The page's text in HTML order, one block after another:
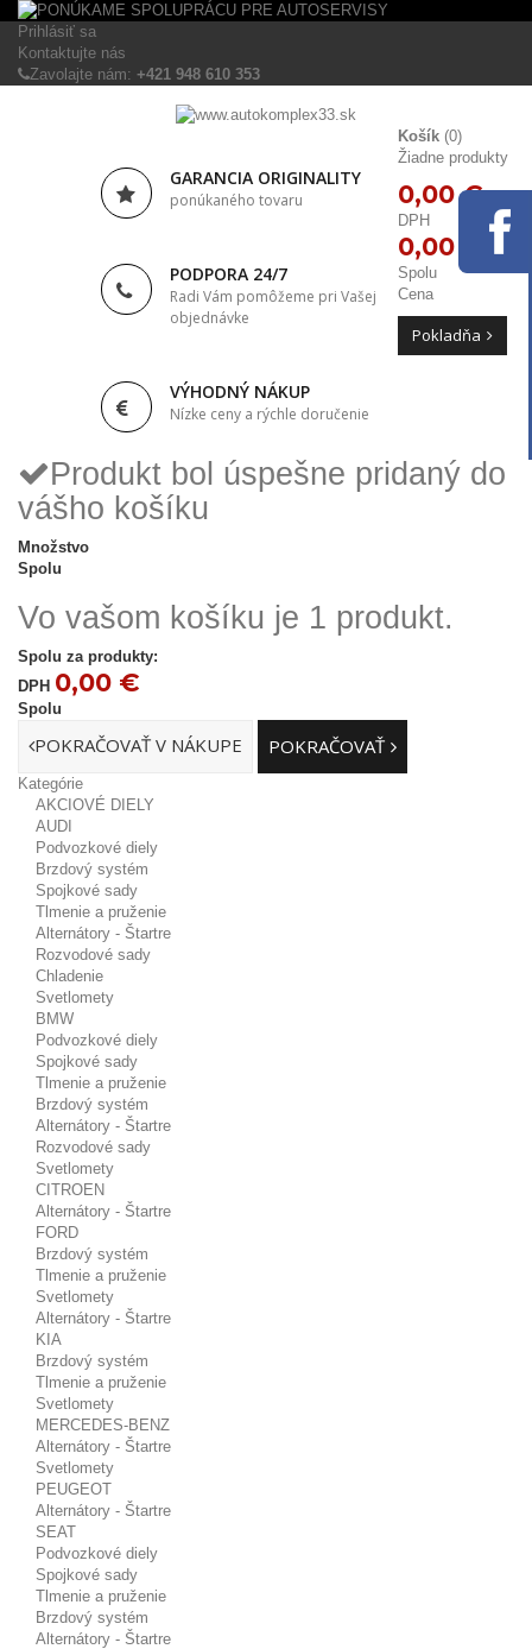
Prihlásiť sa
Kontaktujte nás
Zavolajte nám: +421 948 610 353
GARANCIA ORIGINALITY
ponúkaného tovaru
PODPORA 24/7
Radi Vám pomôžeme pri Vašej
objednávke
VÝHODNÝ NÁKUP
Nízke ceny a rýchle doručenie
Košík (0)
Žiadne produkty
0,00 €
DPH
0,00 €
Spolu
Cena
Pokladňa
Produkt bol úspešne pridaný do
vášho košíku
Množstvo
Spolu
Vo vašom košíku je 1 produkt.
Spolu za produkty:
DPH 0,00 €
Spolu
POKRAČOVAŤ V NÁKUPE POKRAČOVAŤ
Kategórie
AKCIOVÉ DIELY
AUDI
Podvozkové diely
Brzdový systém
Spojkové sady
Tlmenie a pruženie
Alternátory - Štartre
Rozvodové sady
Chladenie
Svetlomety
BMW
Podvozkové diely
Spojkové sady
Tlmenie a pruženie
Brzdový systém
Alternátory - Štartre
Rozvodové sady
Svetlomety
CITROEN
Alternátory - Štartre
FORD
Brzdový systém
Tlmenie a pruženie
Svetlomety
Alternátory - Štartre
KIA
Brzdový systém
Tlmenie a pruženie
Svetlomety
MERCEDES-BENZ
Alternátory - Štartre
Svetlomety
PEUGEOT
Alternátory - Štartre
SEAT
Podvozkové diely
Spojkové sady
Tlmenie a pruženie
Brzdový systém
Alternátory - Štartre